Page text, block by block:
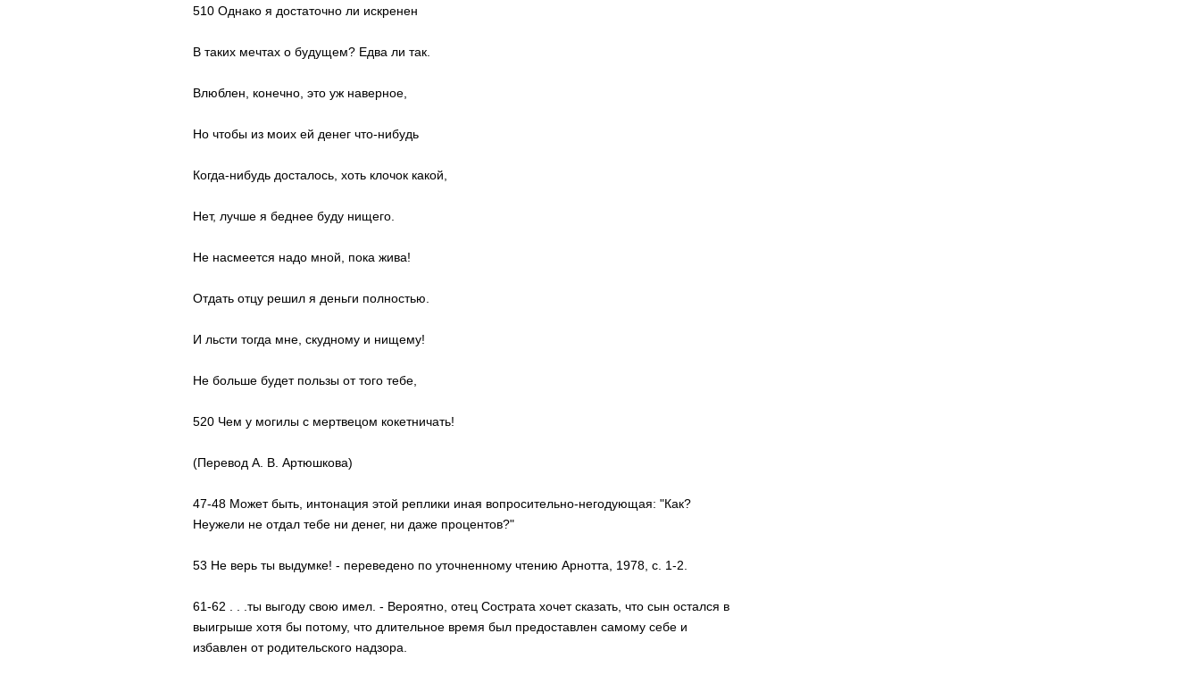
510 Однако я достаточно ли искренен
В таких мечтах о будущем? Едва ли так.
Влюблен, конечно, это уж наверное,
Но чтобы из моих ей денег что-нибудь
Когда-нибудь досталось, хоть клочок какой,
Нет, лучше я беднее буду нищего.
Не насмеется надо мной, пока жива!
Отдать отцу решил я деньги полностью.
И льсти тогда мне, скудному и нищему!
Не больше будет пользы от того тебе,
520 Чем у могилы с мертвецом кокетничать!
(Перевод А. В. Артюшкова)
47-48 Может быть, интонация этой реплики иная вопросительно-негодующая: "Как?
Неужели не отдал тебе ни денег, ни даже процентов?"
53 Не верь ты выдумке! - переведено по уточненному чтению Арнотта, 1978, с. 1-2.
61-62 . . .ты выгоду свою имел. - Вероятно, отец Сострата хочет сказать, что сын остался в
выигрыше хотя бы потому, что длительное время был предоставлен самому себе и
избавлен от родительского надзора.